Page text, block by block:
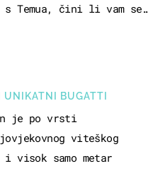
s Temua, čini li vam se
UNIKATNI BUGATTI
je po vrsti
viteškog
i visok samo metar